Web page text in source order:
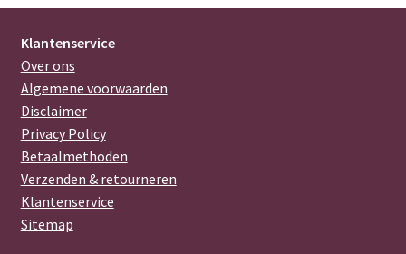
Klantenservice
Over ons
Algemene voorwaarden
Disclaimer
Privacy Policy
Betaalmethoden
Verzenden & retourneren
Klantenservice
Sitemap